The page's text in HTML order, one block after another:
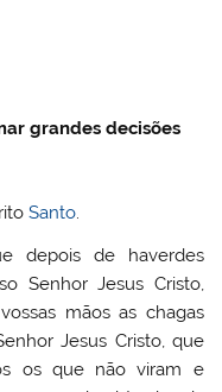
grandes decisões
Santo.
depois de haverdes
Senhor Jesus Cristo,
mãos as chagas
Jesus Cristo, que
os que não viram e